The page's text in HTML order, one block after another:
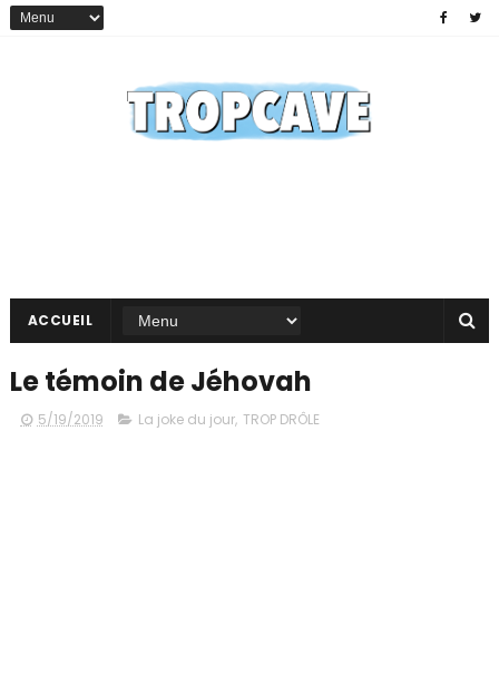
ACCUEIL
Le témoin de Jéhovah
5/19/2019 La joke du jour, TROP DRÔLE